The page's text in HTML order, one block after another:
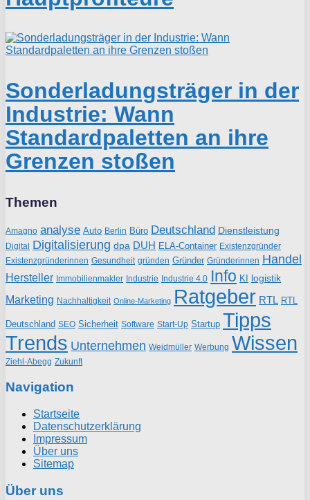
Sonderladungsträger in der
Industrie: Wann
Standardpaletten an ihre
Grenzen stoßen
Themen
Amagno analyse Auto Berlin Büro Deutschland Dienstleistung
Digital Digitalisierung dpa DUH ELA-Container Existenzgründer
Existenzgründerinnen Gesundheit gründen Gründer Gründerinnen Handel
Hersteller Immobilienmakler Industrie Industrie 4.0 Info KI logistik
Marketing Nachhaltigkeit Online-Marketing Ratgeber RTL RTL
Deutschland SEO Sicherheit Software Start-Up Startup Tipps
Trends Unternehmen Weidmüller Werbung Wissen
Ziehl-Abegg Zukunft
Navigation
Startseite
Datenschutzerklärung
Impressum
Über uns
Sitemap
Über uns